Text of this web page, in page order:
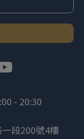
- 20:30
段200號4樓